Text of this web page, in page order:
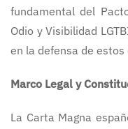
fundamental del
Odio y Visibilidad
en la defensa de estos
Marco Legal y
La Carta Magna